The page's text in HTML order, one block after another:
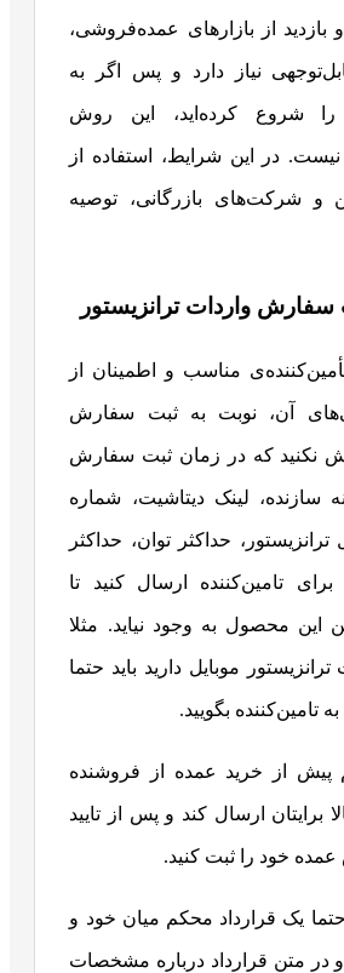
بازدید از بازارهای عمده‌فروشی،
نیاز دارد و پس اگر به
را شروع کرده‌اید، این روش
در این شرایط، استفاده از
و شرکت‌های بازرگانی، توصیه
واردات ترانزیستور
مناسب و اطمینان از
آن، نوبت به ثبت سفارش
نکنید که در زمان ثبت سفارش
سازنده، لینک دیتاشیت، شماره
حداکثر توان، حداکثر
تامین‌کننده ارسال کنید تا
این محصول به وجود نیاید. مثلا
موبایل دارید باید حتما
بگویید.
پیش از خرید عمده از فروشنده
برایتان ارسال کند و پس از تایید
خود را ثبت کنید.
یک قرارداد محکم میان خود و
و در متن قرارداد درباره مشخصات